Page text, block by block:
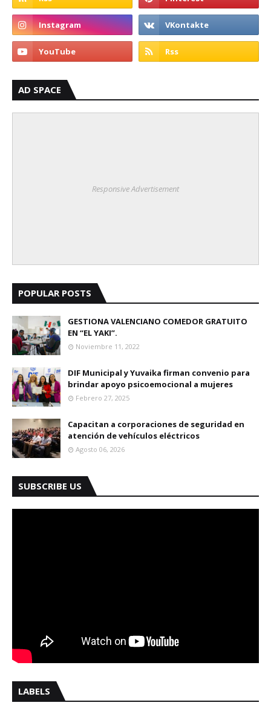
AD SPACE
Responsive Advertisement
POPULAR POSTS
GESTIONA VALENCIANO COMEDOR GRATUITO
EN “EL YAKI”.
Noviembre 11, 2022
DIF Municipal y Yuvaika firman convenio para
brindar apoyo psicoemocional a mujeres
Febrero 27, 2025
Capacitan a corporaciones de seguridad en
atención de vehículos eléctricos
Agosto 06, 2026
SUBSCRIBE US
LABELS